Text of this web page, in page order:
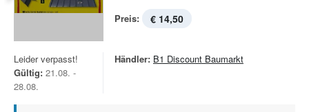
Preis: € 14,50
Leider verpasst!
Gültig: 21.08. -
28.08.
Händler: B1 Discount Baumarkt